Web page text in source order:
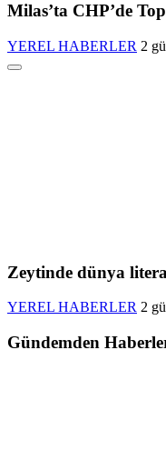
Milas’ta CHP’de
YEREL HABERLER 2
Zeytinde dünya
YEREL HABERLER 2
Gündemden